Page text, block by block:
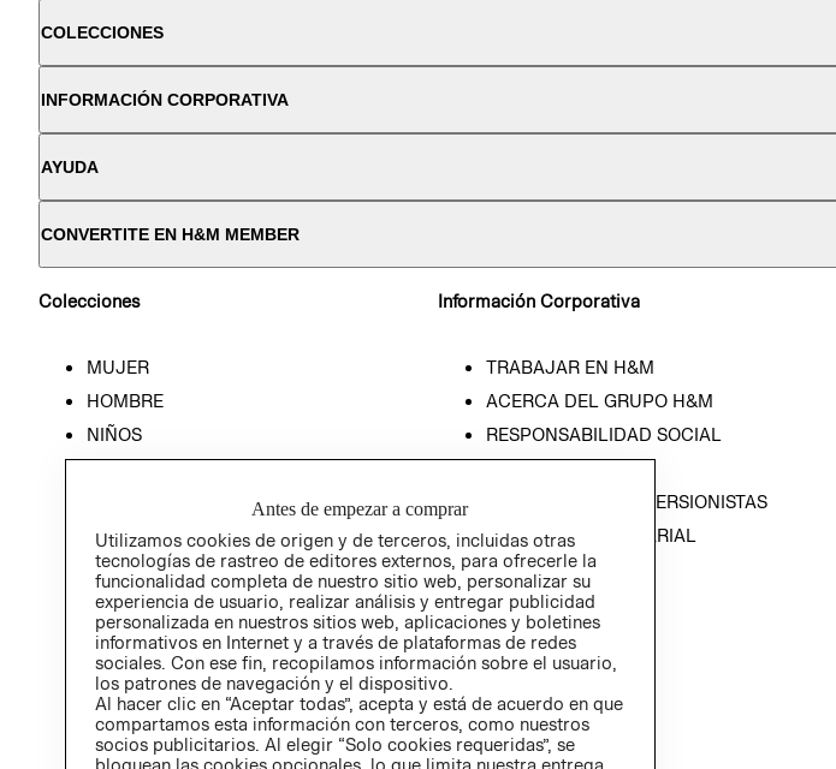
COLECCIONES
INFORMACIÓN CORPORATIVA
AYUDA
CONVERTITE EN H&M MEMBER
Colecciones
MUJER
HOMBRE
NIÑOS
Información Corporativa
TRABAJAR EN H&M
ACERCA DEL GRUPO H&M
RESPONSABILIDAD SOCIAL
RELACIÓN CON INVERSIONISTAS
POLÍTICA EMPRESARIAL
Antes de empezar a comprar
Utilizamos cookies de origen y de terceros, incluidas otras
tecnologías de rastreo de editores externos, para ofrecerle la
funcionalidad completa de nuestro sitio web, personalizar su
experiencia de usuario, realizar análisis y entregar publicidad
personalizada en nuestros sitios web, aplicaciones y boletines
informativos en Internet y a través de plataformas de redes
sociales. Con ese fin, recopilamos información sobre el usuario,
los patrones de navegación y el dispositivo.
Al hacer clic en “Aceptar todas”, acepta y está de acuerdo en que
compartamos esta información con terceros, como nuestros
socios publicitarios. Al elegir “Solo cookies requeridas”, se
bloquean las cookies opcionales, lo que limita nuestra entrega